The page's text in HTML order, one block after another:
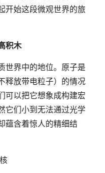
开始这段微观世界的旅
积木
世界中的地位。原子是
释放带电粒子）的情况
可以把它想象成构建宏
它们小到无法通过光学
蕴含着惊人的精细结